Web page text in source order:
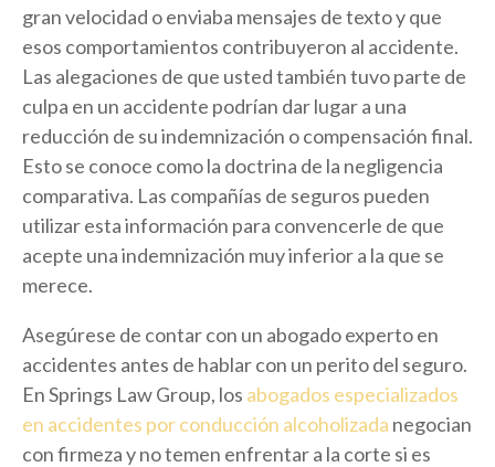
gran velocidad o enviaba mensajes de texto y que
esos comportamientos contribuyeron al accidente.
Las alegaciones de que usted también tuvo parte de
culpa en un accidente podrían dar lugar a una
reducción de su indemnización o compensación final.
Esto se conoce como la doctrina de la negligencia
comparativa. Las compañías de seguros pueden
utilizar esta información para convencerle de que
acepte una indemnización muy inferior a la que se
merece.
Asegúrese de contar con un abogado experto en
accidentes antes de hablar con un perito del seguro.
En Springs Law Group, los abogados especializados
en accidentes por conducción alcoholizada negocian
con firmeza y no temen enfrentar a la corte si es